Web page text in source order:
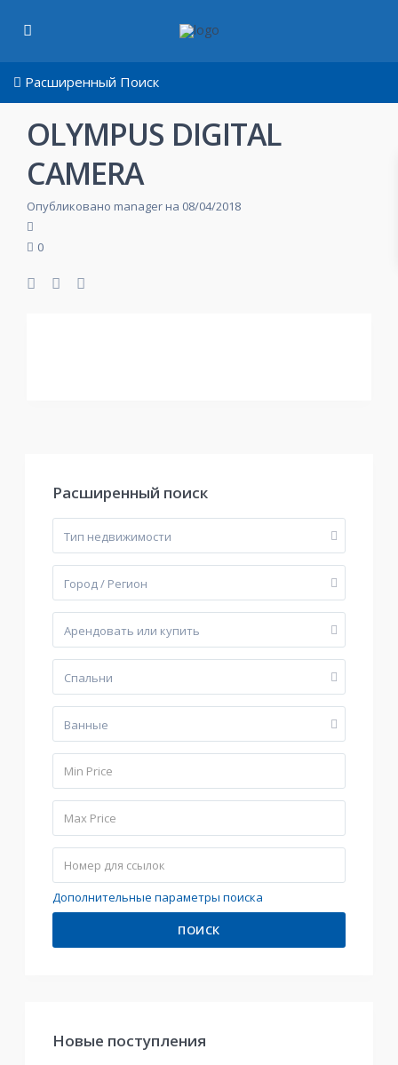
Расширенный Поиск
OLYMPUS DIGITAL
CAMERA
Опубликовано manager на 08/04/2018
0
Расширенный поиск
Тип недвижимости
Город / Регион
Арендовать или купить
Cпальни
Bанные
Дополнительные параметры поиска
ПОИСК
Hовые поступления